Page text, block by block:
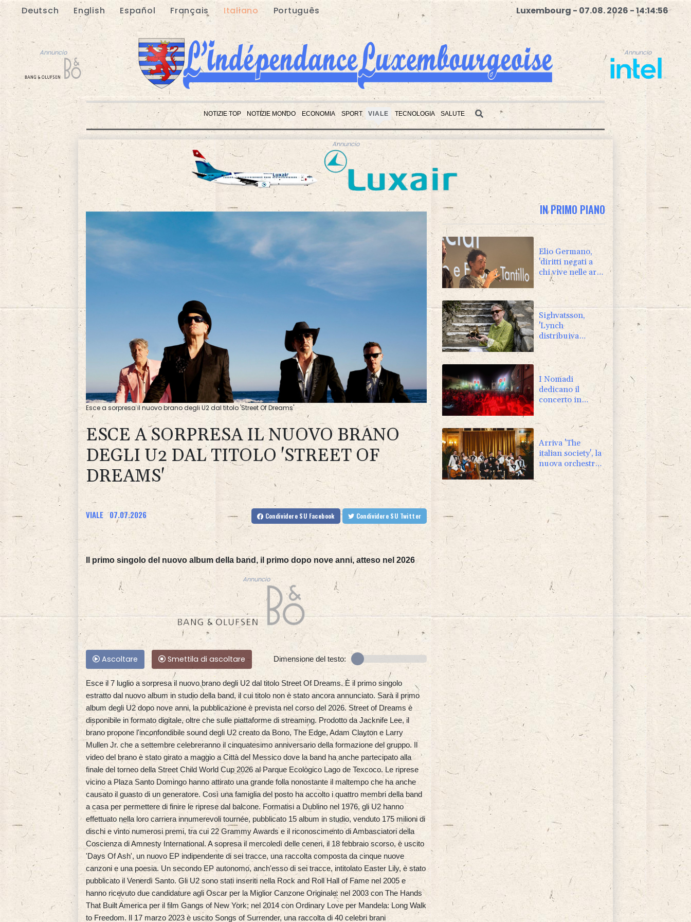
Deutsch English Español Français Italiano Português Luxembourg - 07.08. 2026 - 14:14:57
Annuncio Annuncio
NOTIZIE TOP NOTIZIE MONDO ECONOMIA SPORT VIALE TECNOLOGIA SALUTE
Annuncio
Annuncio
Esce a sorpresa il nuovo brano degli U2 dal titolo 'Street Of Dreams'
ESCE A SORPRESA IL NUOVO BRANO
DEGLI U2 DAL TITOLO 'STREET OF
DREAMS'
VIALE 07.07.2026 Condividere SU Facebook Condividere SU Twitter
Il primo singolo del nuovo album della band, il primo dopo nove anni, atteso nel 2026
Annuncio
Ascoltare Smettila di ascoltare Dimensione del testo:
Esce il 7 luglio a sorpresa il nuovo brano degli U2 dal titolo Street Of Dreams. È il primo singolo
estratto dal nuovo album in studio della band, il cui titolo non è stato ancora annunciato. Sarà il primo
album degli U2 dopo nove anni, la pubblicazione è prevista nel corso del 2026. Street of Dreams è
disponibile in formato digitale, oltre che sulle piattaforme di streaming. Prodotto da Jacknife Lee, il
brano propone l'inconfondibile sound degli U2 creato da Bono, The Edge, Adam Clayton e Larry
Mullen Jr. che a settembre celebreranno il cinquatesimo anniversario della formazione del gruppo. Il
video del brano è stato girato a maggio a Città del Messico dove la band ha anche partecipato alla
finale del torneo della Street Child World Cup 2026 al Parque Ecològico Lago de Texcoco. Le riprese
vicino a Plaza Santo Domingo hanno attirato una grande folla nonostante il maltempo che ha anche
causato il guasto di un generatore. Così una famiglia del posto ha accolto i quattro membri della band
a casa per permettere di finire le riprese dal balcone. Formatisi a Dublino nel 1976, gli U2 hanno
effettuato nella loro carriera innumerevoli tournée, pubblicato 15 album in studio, venduto 175 milioni di
dischi e vinto numerosi premi, tra cui 22 Grammy Awards e il riconoscimento di Ambasciatori della
Coscienza di Amnesty International. A sopresa il mercoledì delle ceneri, il 18 febbraio scorso, è uscito
'Days Of Ash', un nuovo EP indipendente di sei tracce, una raccolta composta da cinque nuove
canzoni e una poesia. Un secondo EP autonomo, anch'esso di sei tracce, intitolato Easter Lily, è stato
pubblicato il Venerdì Santo. Gli U2 sono stati inseriti nella Rock and Roll Hall of Fame nel 2005 e
hanno ricevuto due candidature agli Oscar per la Miglior Canzone Originale: nel 2003 con The Hands
That Built America per il film Gangs of New York; nel 2014 con Ordinary Love per Mandela: Long Walk
to Freedom. Il 17 marzo 2023 è uscito Songs of Surrender, una raccolta di 40 celebri brani
IN PRIMO PIANO
Elio Germano,
'diritti negati a
chi vive nelle aree
interne'
Sighvatsson,
'Lynch
distribuiva
giornali per
guadagnare, poi
incontrò Armani'
I Nomadi
dedicano il
concerto in
Molise a Guccini,
'era il più grande'
Arriva 'The
italian society', la
nuova orchestra
swing italiana